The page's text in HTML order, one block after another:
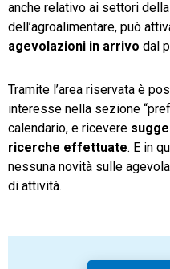
anche relativo ai settori
dell’agroalimentare, può
agevolazioni in arrivo dal
Tramite l’area riservata è
interesse nella sezione
calendario, e ricevere
ricerche effettuate. E in
nessuna novità sulle
di attività.